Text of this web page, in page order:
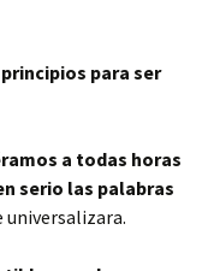
para ser
a todas horas
serio las palabras
universalizara.